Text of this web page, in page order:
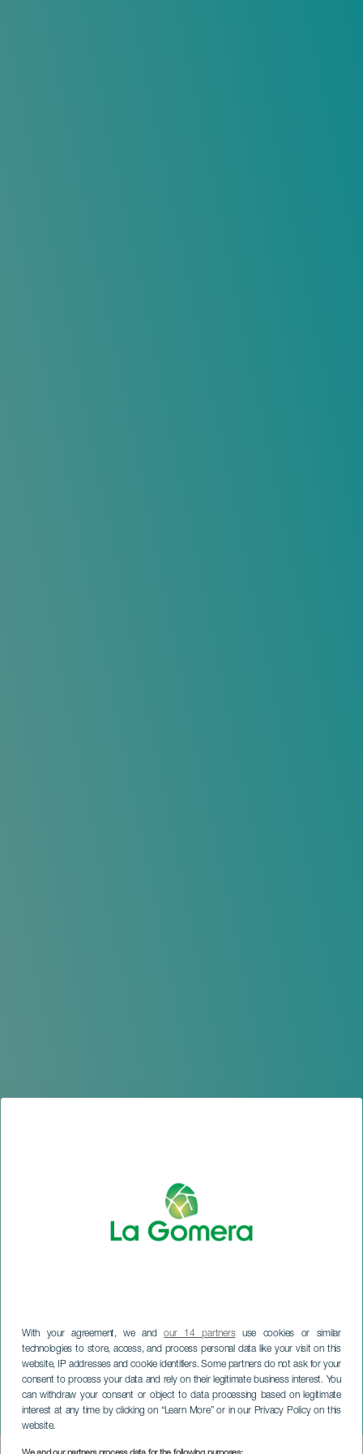
With your agreement, we andour 14 partnersuse cookies or similar
technologies to store, access, and process personal data like your visit on this
website, IP addresses and cookie identifiers. Some partners do not ask for your
consent to process your data and rely on their legitimate business interest. You
can withdraw your consent or object to data processing based on legitimate
interest at any time by clicking on “Learn More” or in our Privacy Policy on this
website.Festival Todas las Danzas
LA GOMERA